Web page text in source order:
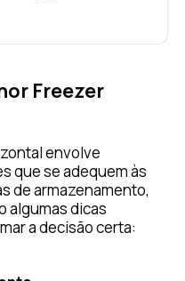
Freezer
envolve
que se adequem às
de armazenamento,
algumas dicas
a decisão certa: